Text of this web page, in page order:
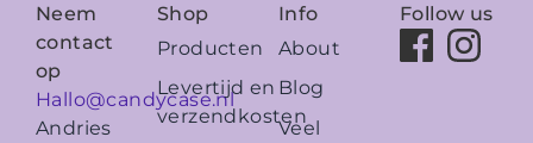
Neem
contact
op
Hallo@candycase.nl
Andries
Shop
Producten
Levertijd en
verzendkosten
Info
About
Blog
Veel
Follow us